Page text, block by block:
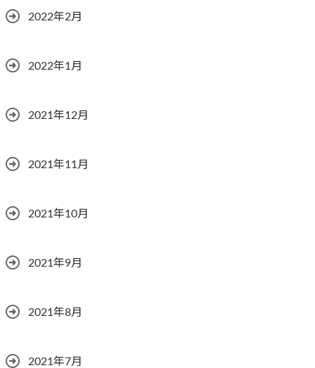
2022年2月
2022年1月
2021年12月
2021年11月
2021年10月
2021年9月
2021年8月
2021年7月